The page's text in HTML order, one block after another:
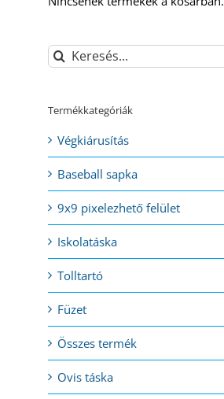
Keresés...
Termékkategóriák
Végkiárusítás
Baseball sapka
9x9 pixelezhető felület
Iskolatáska
Tolltartó
Füzet
Összes termék
Ovis táska